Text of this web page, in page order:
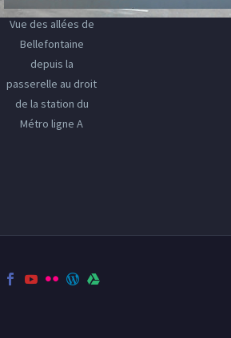
Vue des allées de
Bellefontaine
depuis la
passerelle au droit
de la station du
Métro ligne A